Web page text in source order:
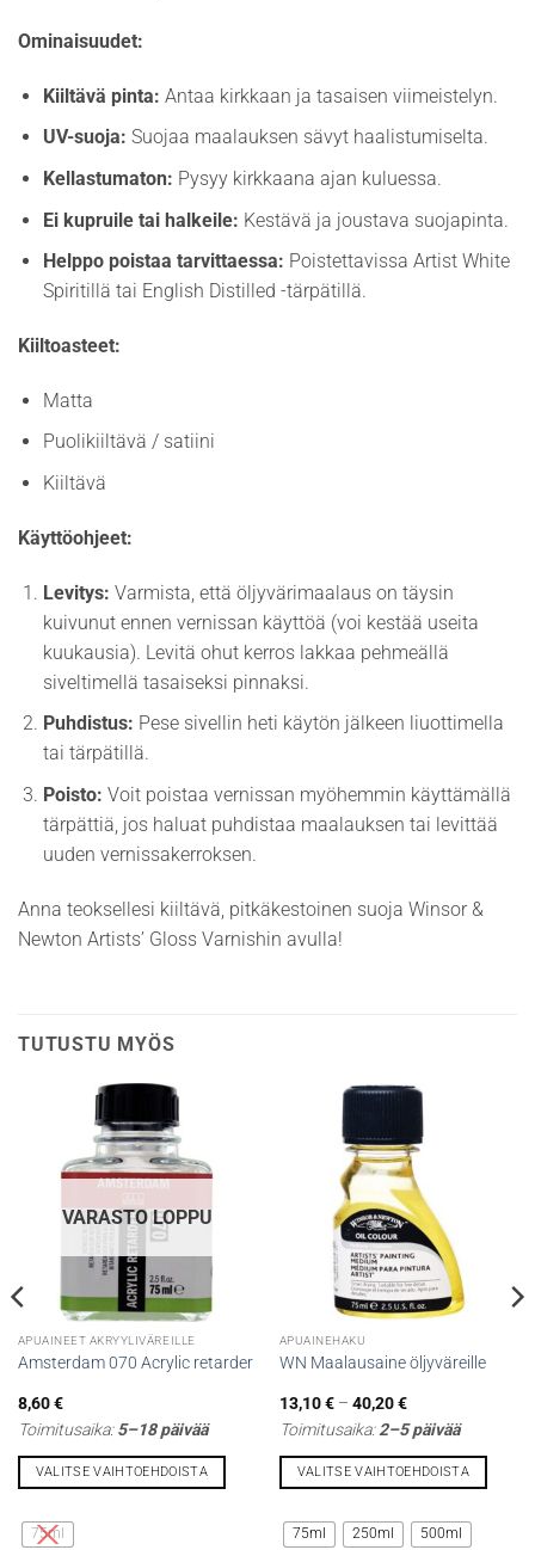
Ominaisuudet:
Kiiltävä pinta: Antaa kirkkaan ja tasaisen viimeistelyn.
UV-suoja: Suojaa maalauksen sävyt haalistumiselta.
Kellastumaton: Pysyy kirkkaana ajan kuluessa.
Ei kupruile tai halkeile: Kestävä ja joustava suojapinta.
Helppo poistaa tarvittaessa: Poistettavissa Artist White
Spiritillä tai English Distilled -tärpätillä.
Kiiltoasteet:
Matta
Puolikiiltävä / satiini
Kiiltävä
Käyttöohjeet:
Levitys: Varmista, että öljyvärimaalaus on täysin
kuivunut ennen vernissan käyttöä (voi kestää useita
kuukausia). Levitä ohut kerros lakkaa pehmeällä
siveltimellä tasaiseksi pinnaksi.
Puhdistus: Pese sivellin heti käytön jälkeen liuottimella
tai tärpätillä.
Poisto: Voit poistaa vernissan myöhemmin käyttämällä
tärpättiä, jos haluat puhdistaa maalauksen tai levittää
uuden vernissakerroksen.
Anna teoksellesi kiiltävä, pitkäkestoinen suoja Winsor &
Newton Artists’ Gloss Varnishin avulla!
TUTUSTU MYÖS
VARASTO LOPPU
APUAINEET AKRYYLIVÄREILLE
Amsterdam 070 Acrylic retarder
8,60€
Toimitusaika:5–18 päivää
VALITSE VAIHTOEHDOISTA
tuotteella
75ml
APUAINEHAKU
WN Maalausaine öljyväreille
13,10€ – 40,20€Hintaluokka:
13,10 €
-
Toimitusaika:2–5 päivää
VALITSE VAIHTOEHDOISTA
tuotteella
75ml 250ml 500ml